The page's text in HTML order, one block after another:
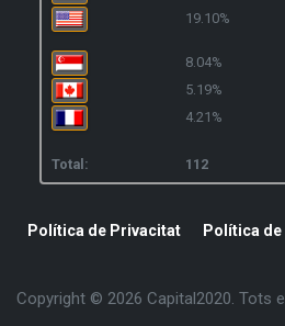
19.10%
8.04%
5.19%
4.21%
Total: 112
Política de Privacitat Política
Copyright © 2026 Capital2020. Tots